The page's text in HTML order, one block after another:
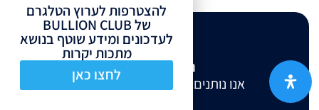
המיקום שלנו
אנו נותנים שירות בכל רחבי הארץ.
להצטרפות לערוץ הטלגרם
של BULLION CLUB
לעדכונים ומידע שוטף בנושא
מתכות יקרות
לחצו כאן